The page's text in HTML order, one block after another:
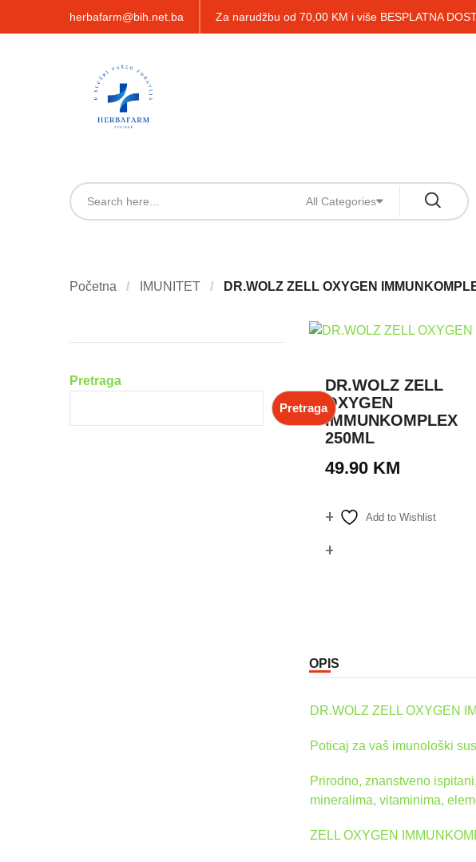
herbafarm@bih.net.ba Za narudžbu od 70,00 KM i više BESPLATNA
All Categories
Početna IMUNITET DR.WOLZ ZELL OXYGEN
DR.WOLZ ZELL
OXYGEN
IMMUNKOMPLEX
250ML
49.90 KM
Add to Wishlist
OPIS
DR.WOLZ ZELL OXYGEN
Poticaj za vaš imunološki
Prirodno, znanstveno
mineralima, vitaminima,
ZELL OXYGEN
Pretraga
Pretraga